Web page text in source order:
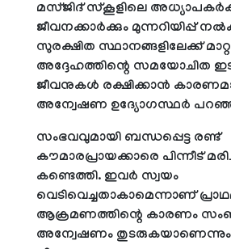
മസ്ജിദ് സ്‌കൂളിലെ
ജീവനക്കാര്‍ക്കും മുന്നറിയിപ്പ്
സുരക്ഷിത സ്ഥാനങ്ങളിലേക്ക്
അദ്ദേഹത്തിന്റെ സമയോചിത
ജീവനുകള്‍ രക്ഷിക്കാന്‍
അന്വേഷണ ഉദ്യോഗസ്ഥര്‍
സംഭവവുമായി ബന്ധപ്പെട്ട രണ്ട്
കൗമാരപ്രായക്കാരെ പിന്നീട്
കണ്ടെത്തി. ഇവര്‍ സ്വയം
വെടിവെച്ചതാകാമെന്നാണ്
ആക്രമണത്തിന്റെ കാരണം
അന്വേഷണം